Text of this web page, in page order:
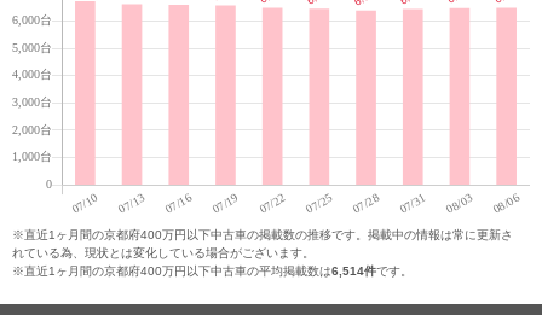
※直近1ヶ月間の京都府400万円以下中古車の掲載数の推移です。掲載中の情報は常に更新さ
れている為、現状とは変化している場合がございます。
※直近1ヶ月間の京都府400万円以下中古車の平均掲載数は6,514件です。